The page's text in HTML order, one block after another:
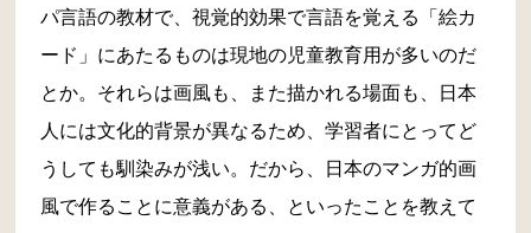
パ言語の教材で、視覚的効果で言語を覚える「絵カ
ード」にあたるものは現地の児童教育用が多いのだ
とか。それらは画風も、また描かれる場面も、日本
人には文化的背景が異なるため、学習者にとってど
うしても馴染みが浅い。だから、日本のマンガ的画
風で作ることに意義がある、といったことを教えて